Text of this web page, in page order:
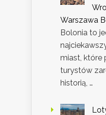
Warszawa
Bolonia to
miast, które
turystów
historią, …